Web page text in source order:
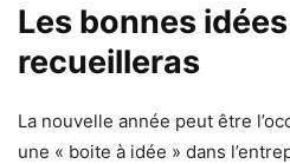
Les bonnes
recueilleras
La nouvelle année peut être
une « boite à idée » dans